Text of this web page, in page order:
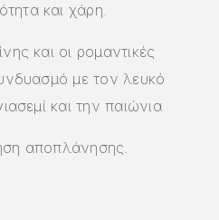
και χάρη.
και οι ρομαντικές
με τον λευκό
και την παιώνια
αποπλάνησης.